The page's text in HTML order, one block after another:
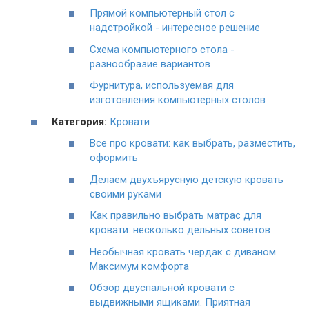
Прямой компьютерный стол с
надстройкой - интересное решение
Схема компьютерного стола -
разнообразие вариантов
Фурнитура, используемая для
изготовления компьютерных столов
Категория: Кровати
Все про кровати: как выбрать, разместить,
оформить
Делаем двухъярусную детскую кровать
своими руками
Как правильно выбрать матрас для
кровати: несколько дельных советов
Необычная кровать чердак с диваном.
Максимум комфорта
Обзор двуспальной кровати с
выдвижными ящиками. Приятная